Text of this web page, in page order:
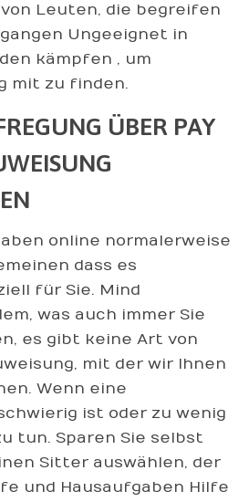
Leuten, die begreifen
Ungeeignet in
kämpfen , um
mit zu finden.
ÜBER PAY
online normalerweise
dass es
für Sie. Mind
was auch immer Sie
es gibt keine Art von
mit der wir Ihnen
Wenn eine
ist oder zu wenig
tun. Sparen Sie selbst
Sitter auswählen, der
und Hausaufgaben Hilfe